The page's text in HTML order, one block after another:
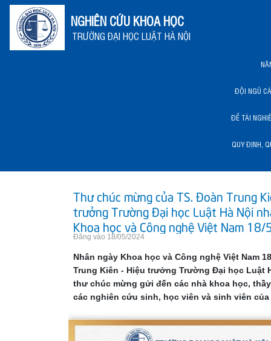
NGHIÊN CỨU KHOA HỌC
TRƯỜNG ĐẠI HỌC LUẬT HÀ NỘI
ĐỘI NGŨ
ĐỀ TÀI
QUY ĐỊNH,
Thư chúc mừng của TS. Đoàn Trung
trưởng Trường Đại học Luật Hà Nội
Khoa học và Công nghệ Việt Nam 18/
Đăng vào 18/05/2024
Nhân ngày Khoa học và Công nghệ Việt Nam
Trung Kiên - Hiệu trưởng Trường Đại học Luật
thư chúc mừng gửi đến các nhà khoa học,
các nghiên cứu sinh, học viên và sinh viên